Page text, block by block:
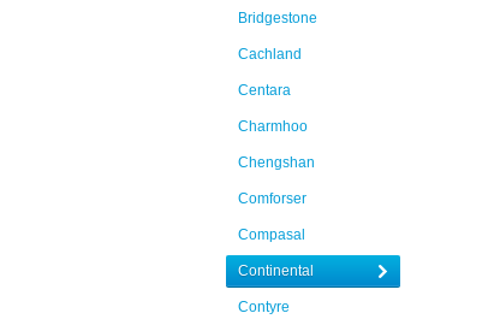
Bridgestone
Cachland
Centara
Charmhoo
Chengshan
Comforser
Compasal
Continental
Contyre